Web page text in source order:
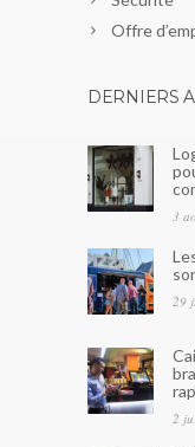
Offre
DERNIERS
3
29
2